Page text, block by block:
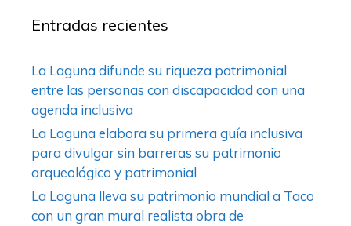
Entradas recientes
La Laguna difunde su riqueza patrimonial
entre las personas con discapacidad con una
agenda inclusiva
La Laguna elabora su primera guía inclusiva
para divulgar sin barreras su patrimonio
arqueológico y patrimonial
La Laguna lleva su patrimonio mundial a Taco
con un gran mural realista obra de